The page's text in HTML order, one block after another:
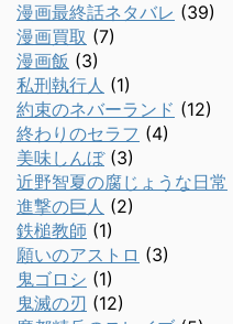
漫画最終話ネタバレ (39)
漫画買取 (7)
漫画飯 (3)
私刑執行人 (1)
約束のネバーランド (12)
終わりのセラフ (4)
美味しんぼ(3)
近野智夏の腐じょうな日常
進撃の巨人 (2)
鉄槌教師 (1)
願いのアストロ (3)
鬼ゴロシ (1)
鬼滅の刃 (12)